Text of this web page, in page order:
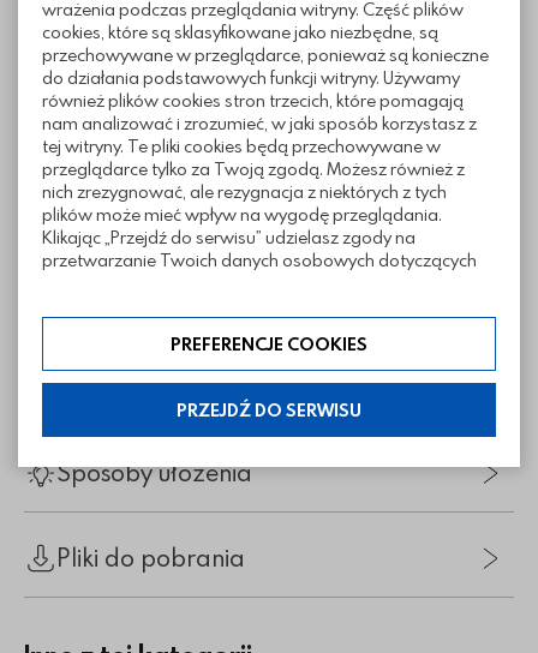
wrażenia podczas przeglądania witryny. Część plików
cookies, które są sklasyfikowane jako niezbędne, są
przechowywane w przeglądarce, ponieważ są konieczne
do działania podstawowych funkcji witryny. Używamy
również plików cookies stron trzecich, które pomagają
nam analizować i zrozumieć, w jaki sposób korzystasz z
tej witryny. Te pliki cookies będą przechowywane w
przeglądarce tylko za Twoją zgodą. Możesz również z
nich zrezygnować, ale rezygnacja z niektórych z tych
plików może mieć wpływ na wygodę przeglądania.
Klikając „Przejdź do serwisu” udzielasz zgody na
przetwarzanie Twoich danych osobowych dotyczących
zakres klikając w „Preferencje cookies”. W każdej chwili
możesz modyfikować udzielone zgody w zakładce:
informacje i regulaminy — ustawienia cookies.
PREFERENCJE COOKIES
PRZEJDŹ DO SERWISU
Wymiary
Informacje techniczne
Sposoby ułożenia
Pliki do pobrania